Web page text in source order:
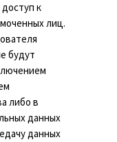
к
лиц.
будут
либо в
данных
данных